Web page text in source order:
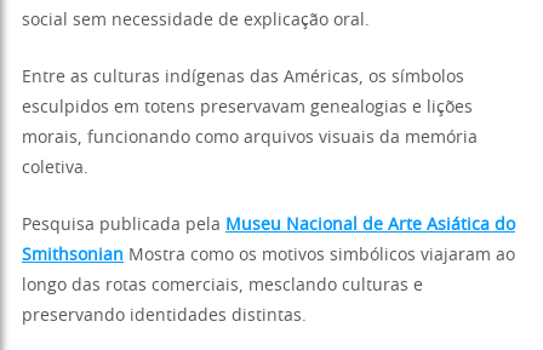
social sem necessidade de explicação oral.
Entre as culturas indígenas das Américas, os símbolos
esculpidos em totens preservavam genealogias e lições
morais, funcionando como arquivos visuais da memória
coletiva.
Pesquisa publicada pela Museu Nacional de Arte Asiática do
Smithsonian Mostra como os motivos simbólicos viajaram ao
longo das rotas comerciais, mesclando culturas e
preservando identidades distintas.